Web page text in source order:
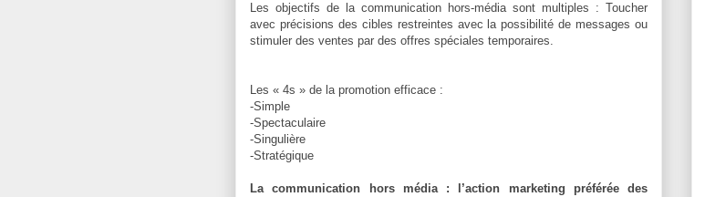
Les objectifs de la communication hors-média sont multiples : Toucher
avec précisions des cibles restreintes avec la possibilité de messages ou
stimuler des ventes par des offres spéciales temporaires.
Les « 4s » de la promotion efficace :
-Simple
-Spectaculaire
-Singulière
-Stratégique
La communication hors média : l’action marketing préférée des